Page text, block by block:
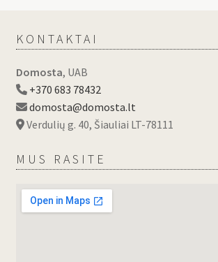
KONTAKTAI
Domosta, UAB
+370 683 78432
domosta@domosta.lt
Verdulių g. 40, Šiauliai LT-78111
MUS RASITE